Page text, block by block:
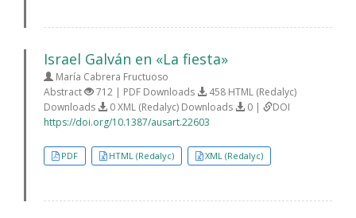
Israel Galván en «La fiesta»
María Cabrera Fructuoso
Abstract
712 | PDF Downloads
458 HTML (Redalyc)
Downloads
0 XML (Redalyc) Downloads 0 |
DOI
https://doi.org/10.1387/ausart.22603
PDF HTML (Redalyc) XML (Redalyc)